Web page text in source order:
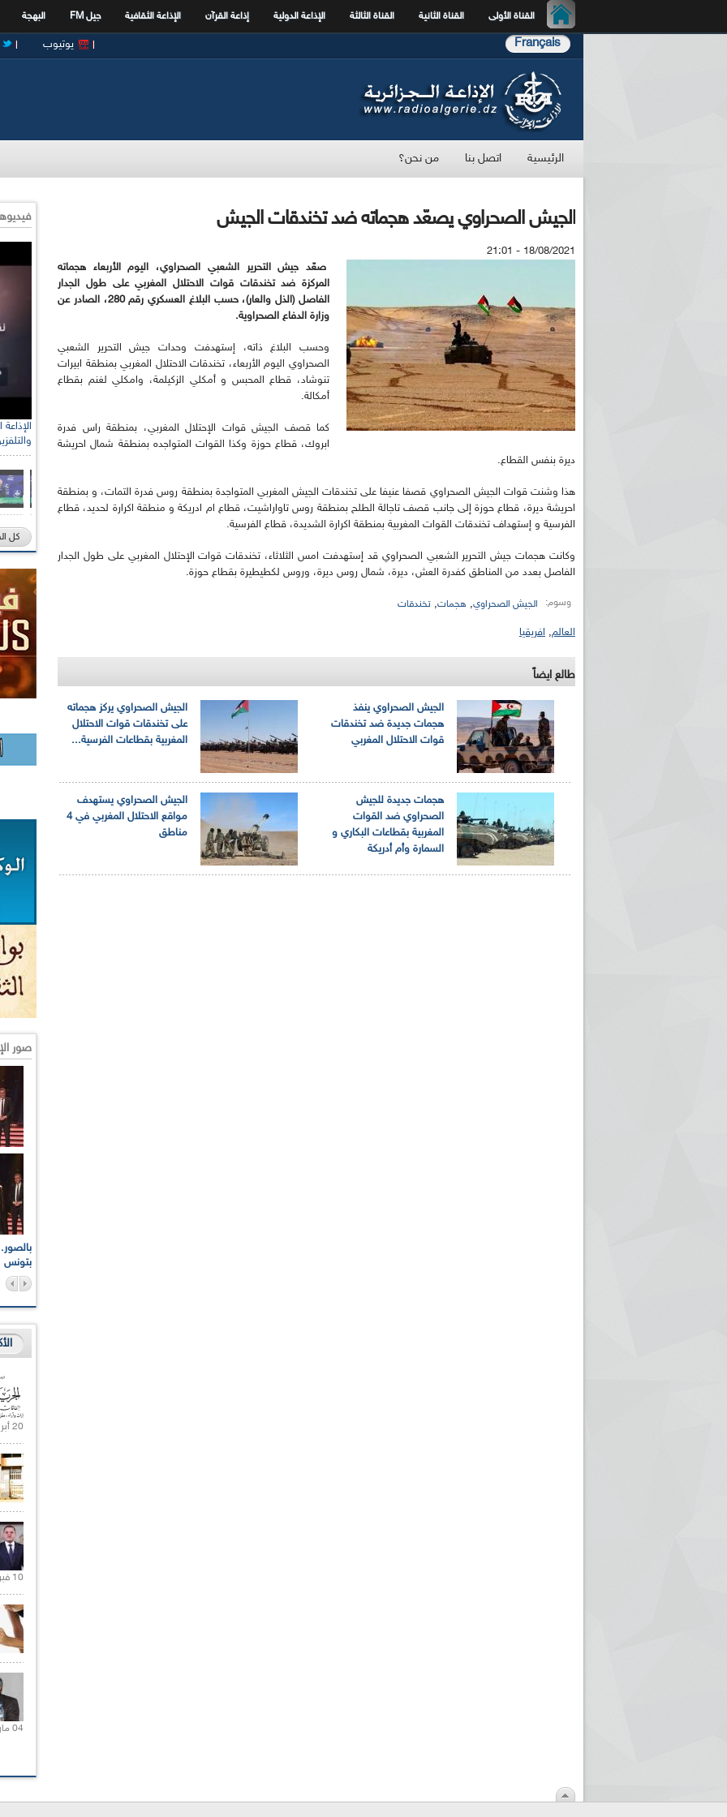
القناة الأولى القناة الثانية القناة الثالثة الإذاعة الدولية إذاعة القرآن الإذاعة الثقافية جيل FM البهجة
Français يوتيوب
الرئيسية اتصل بنا من نحن؟
الجيش الصحراوي يصعّد هجماته ضد تخندقات الجيش
18/08/2021 - 21:01
صعّد جيش التحرير الشعبي الصحراوي، اليوم الأربعاء هجماته
المركزة ضد تخندقات قوات الاحتلال المغربي على طول الجدار
الفاصل (الذل والعار)، حسب البلاغ العسكري رقم 280، الصادر عن
وزارة الدفاع الصحراوية.
وحسب البلاغ ذاته، إستهدفت وحدات جيش التحرير الشعبي
الصحراوي اليوم الأربعاء، تخندقات الاحتلال المغربي بمنطقة ابيرات
تنوشاد، قطاع المحبس و أمكلي الزكيلمة، وامكلي لغنم بقطاع
أمكالة.
كما قصف الجيش قوات الإحتلال المغربي، بمنطقة راس فدرة
ابروك، قطاع حوزة وكذا القوات المتواجده بمنطقة شمال احريشة
ديرة بنفس القطاع.
هذا وشنت قوات الجيش الصحراوي قصفا عنيفا على تخندقات الجيش المغربي المتواجدة بمنطقة روس فدرة التمات، و بمنطقة
احريشة ديرة، قطاع حوزة إلى جانب قصف تاجالة الطلح بمنطقة روس تاواراشيت، قطاع ام ادريكة و منطقة اكرارة لحديد، قطاع
الفرسية و إستهداف تخندقات القوات المغربية بمنطقة اكرارة الشديدة، قطاع الفرسية.
وكانت هجمات جيش التحرير الشعبي الصحراوي قد إستهدفت امس الثلاثاء، تخندقات قوات الإحتلال المغربي على طول الجدار
الفاصل بعدد من المناطق كفدرة العش، ديرة، شمال روس ديرة، وروس لكطيطيرة بقطاع حوزة.
وسوم: الجيش الصحراوي, هجمات, تخندقات
العالم, افريقيا
طالع ايضاً
الجيش الصحراوي يركز هجماته
على تخندقات قوات الاحتلال
المغربية بقطاعات الفرسية...
الجيش الصحراوي ينفذ
هجمات جديدة ضد تخندقات
قوات الاحتلال المغربي
الجيش الصحراوي يستهدف
مواقع الاحتلال المغربي في 4
مناطق
هجمات جديدة للجيش
الصحراوي ضد القوات
المغربية بقطاعات البكاري و
السمارة وأم أدريكة
كل
صور
بتونس
20 أبريل 2021 |
10 فبراير 2021 |
04 مارس 2020 |